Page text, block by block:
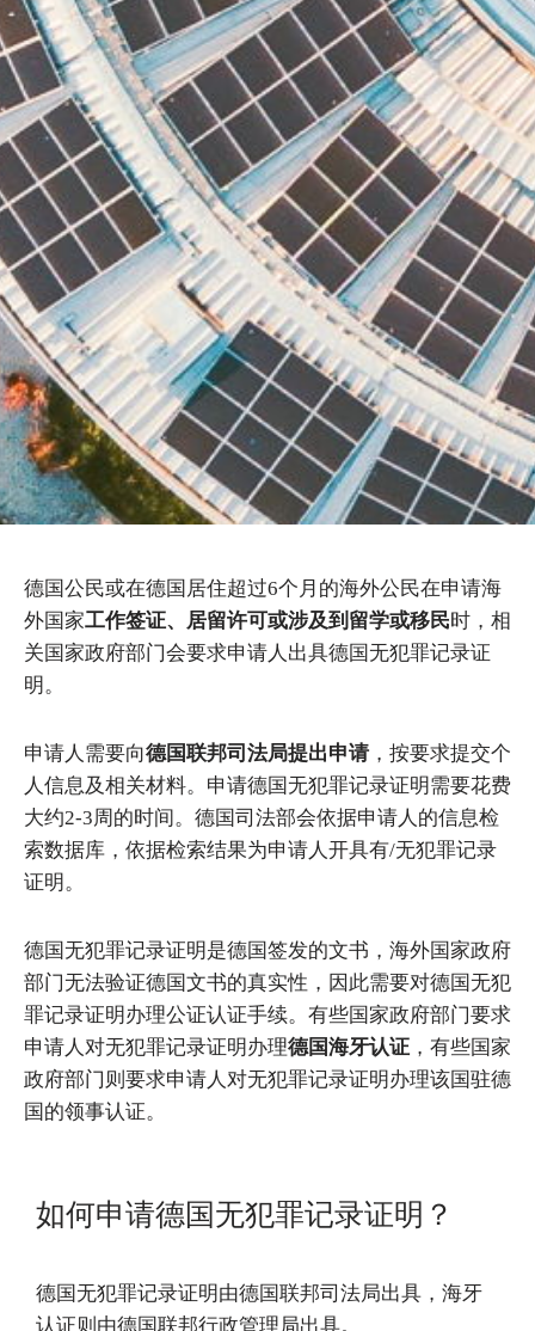
德国公民或在德国居住超过6个月的海外公民在申请海
外国家工作签证、居留许可或涉及到留学或移民时，相
关国家政府部门会要求申请人出具德国无犯罪记录证
明。
申请人需要向德国联邦司法局提出申请 ，按要求提交个
人信息及相关材料。申请德国无犯罪记录证明需要花费
大约2-3周的时间。德国司法部会依据申请人的信息检
索数据库，依据检索结果为申请人开具有/无犯罪记录
证明。
德国无犯罪记录证明是德国签发的文书，海外国家政府
部门无法验证德国文书的真实性，因此需要对德国无犯
罪记录证明办理公证认证手续。有些国家政府部门要求
申请人对无犯罪记录证明办理德国海牙认证 ，有些国家
政府部门则要求申请人对无犯罪记录证明办理该国驻德
国的领事认证。
如何申请德国无犯罪记录证明？
德国无犯罪记录证明由德国联邦司法局出具，海牙
认证则由德国联邦行政管理局出具。